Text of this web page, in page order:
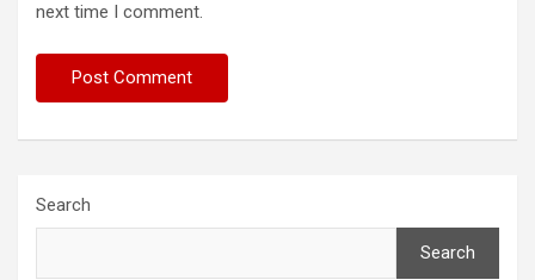
next time I comment.
Search
Search